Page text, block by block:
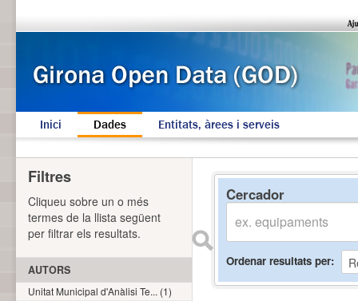
Inici Dades Entitats, àrees i serveis
Cercador
Ordenar resultats per
Filtres
Cliqueu sobre un o més
termes de la llista següent
per filtrar els resultats.
AUTORS
Unitat Municipal d'Anàlisi Te... (1)